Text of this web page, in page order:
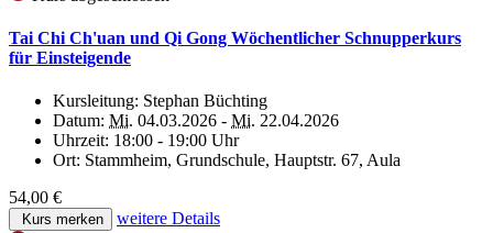
Tai Chi Ch'uan und Qi Gong Wöchentlicher Schnupperkurs
für Einsteigende
Kursleitung: Stephan Büchting
Datum: Mi. 04.03.2026 - Mi. 22.04.2026
Uhrzeit: 18:00 - 19:00 Uhr
Ort: Stammheim, Grundschule, Hauptstr. 67, Aula
54,00 €
Kurs merken
weitere Details